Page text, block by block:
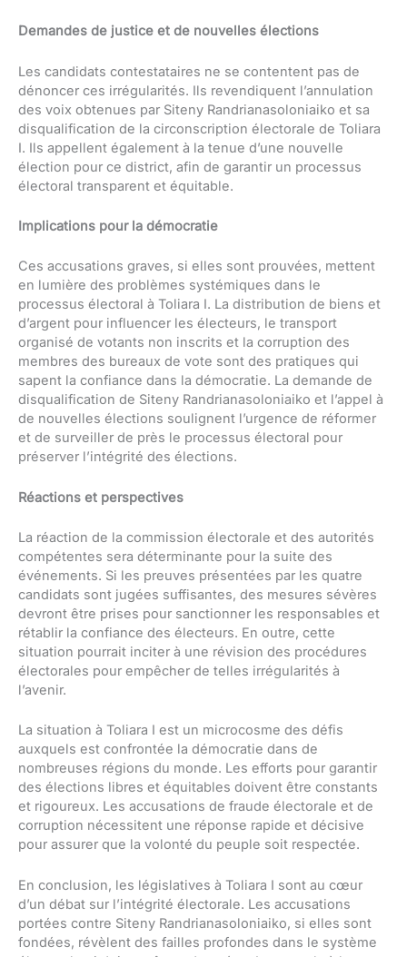
Demandes de justice et de nouvelles élections
Les candidats contestataires ne se contentent pas de
dénoncer ces irrégularités. Ils revendiquent l’annulation
des voix obtenues par Siteny Randrianasoloniaiko et sa
disqualification de la circonscription électorale de Toliara
I. Ils appellent également à la tenue d’une nouvelle
élection pour ce district, afin de garantir un processus
électoral transparent et équitable.
Implications pour la démocratie
Ces accusations graves, si elles sont prouvées, mettent
en lumière des problèmes systémiques dans le
processus électoral à Toliara I. La distribution de biens et
d’argent pour influencer les électeurs, le transport
organisé de votants non inscrits et la corruption des
membres des bureaux de vote sont des pratiques qui
sapent la confiance dans la démocratie. La demande de
disqualification de Siteny Randrianasoloniaiko et l’appel à
de nouvelles élections soulignent l’urgence de réformer
et de surveiller de près le processus électoral pour
préserver l’intégrité des élections.
Réactions et perspectives
La réaction de la commission électorale et des autorités
compétentes sera déterminante pour la suite des
événements. Si les preuves présentées par les quatre
candidats sont jugées suffisantes, des mesures sévères
devront être prises pour sanctionner les responsables et
rétablir la confiance des électeurs. En outre, cette
situation pourrait inciter à une révision des procédures
électorales pour empêcher de telles irrégularités à
l’avenir.
La situation à Toliara I est un microcosme des défis
auxquels est confrontée la démocratie dans de
nombreuses régions du monde. Les efforts pour garantir
des élections libres et équitables doivent être constants
et rigoureux. Les accusations de fraude électorale et de
corruption nécessitent une réponse rapide et décisive
pour assurer que la volonté du peuple soit respectée.
En conclusion, les législatives à Toliara I sont au cœur
d’un débat sur l’intégrité électorale. Les accusations
portées contre Siteny Randrianasoloniaiko, si elles sont
fondées, révèlent des failles profondes dans le système